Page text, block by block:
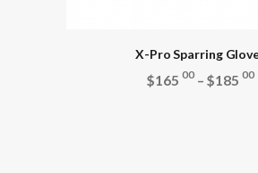
X-Pro Sparring
$165 00–$185 00